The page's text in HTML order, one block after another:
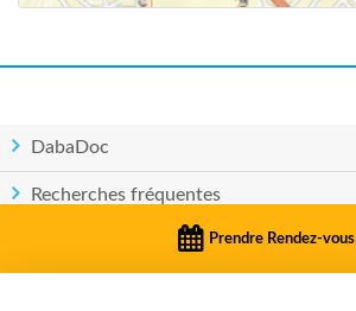
Prendre Rendez-vous
DabaDoc
Recherches fréquentes